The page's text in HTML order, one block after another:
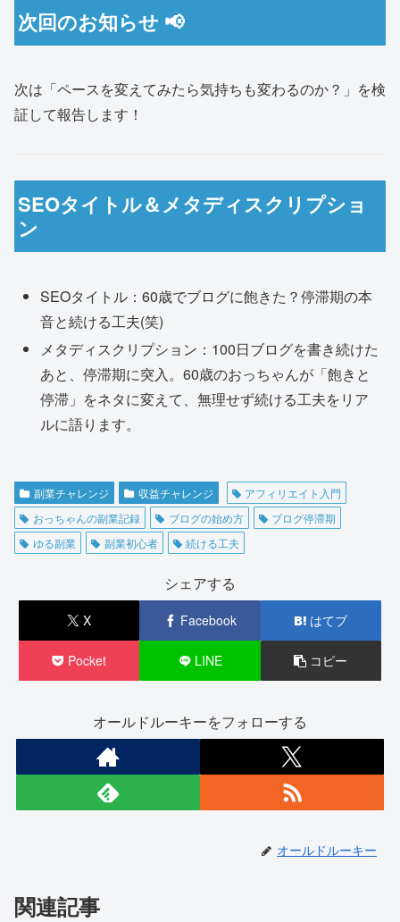
次回のお知らせ 📢
次は「ペースを変えてみたら気持ちも変わるのか？」を検
証して報告します！
SEOタイトル＆メタディスクリプショ
ン
SEOタイトル：60歳でブログに飽きた？停滞期の本
音と続ける工夫(笑)
メタディスクリプション：100日ブログを書き続けた
あと、停滞期に突入。60歳のおっちゃんが「飽きと
停滞」をネタに変えて、無理せず続ける工夫をリア
ルに語ります。
副業チャレンジ 収益チャレンジ
アフィリエイト入門
おっちゃんの副業記録
ブログの始め方
ブログ停滞期
ゆる副業
副業初心者 続ける工夫
シェアする
X Facebook はてブ
Pocket LINE コピー
オールドルーキーをフォローする
オールドルーキー
関連記事